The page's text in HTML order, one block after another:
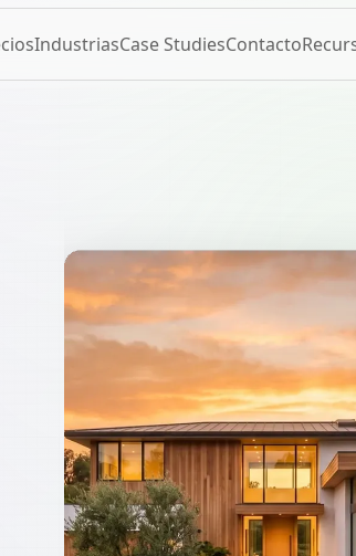
IndustriasCase StudiesContacto